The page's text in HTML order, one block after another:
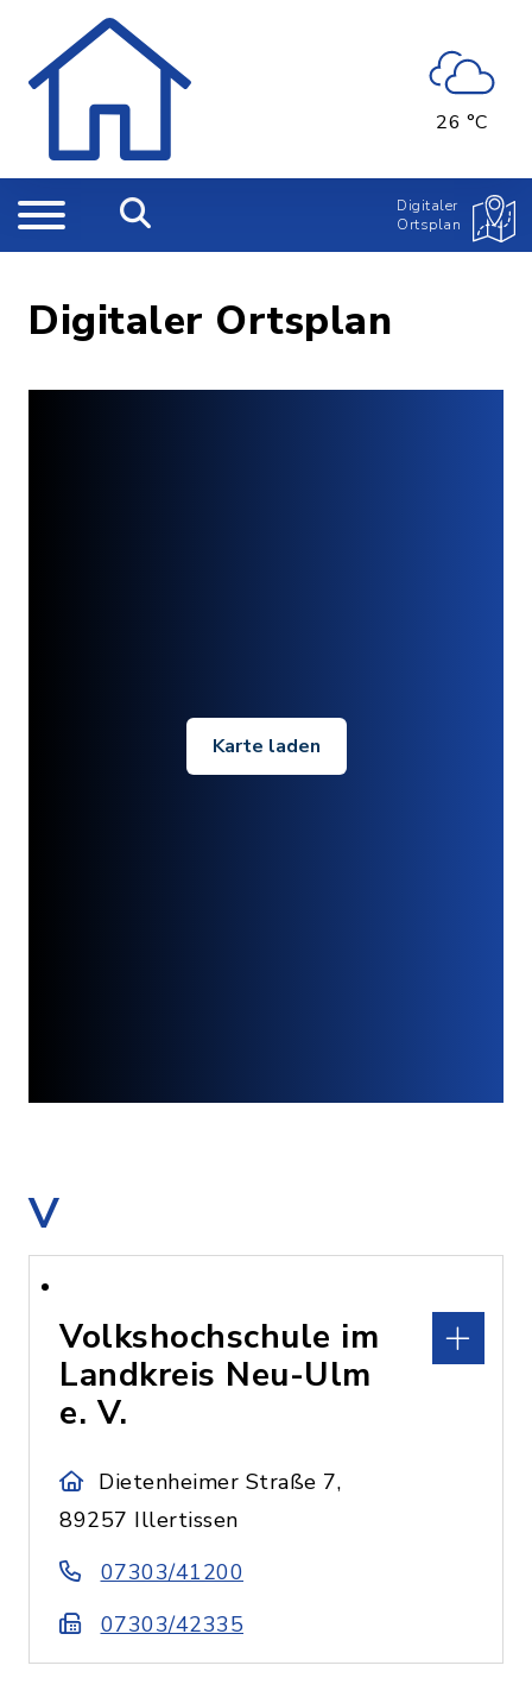
26 °C
Digitaler
Ortsplan
Digitaler Ortsplan
Karte laden
V
Volkshochschule im
Landkreis Neu-Ulm
e. V.
Dietenheimer Straße 7,
89257 Illertissen
07303/41200
07303/42335